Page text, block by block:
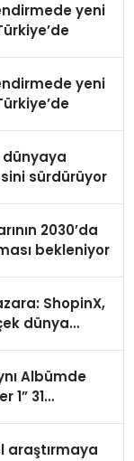
yeni
yeni
dünyaya
sürdürüyor
2030’da
bekleniyor
ShopinX,
dünya
Albümde
1” 31
araştırmaya